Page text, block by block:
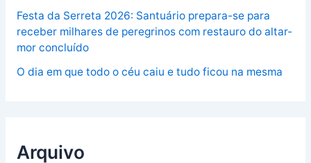
Festa da Serreta 2026: Santuário prepara-se para
receber milhares de peregrinos com restauro do altar-
mor concluído
O dia em que todo o céu caiu e tudo ficou na mesma
Arquivo